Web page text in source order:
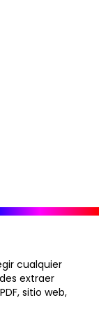
cualquier
extraer
sitio web,